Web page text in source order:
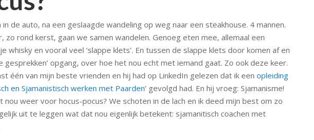
in de auto, na een geslaagde wandeling op weg naar een steakhouse. 4 mannen.
zo rond kerst, gaan we samen wandelen. Genoeg eten mee, allemaal een
whisky en vooral veel ‘slappe klets’. En tussen de slappe klets door komen af en
gesprekken’ opgang, over hoe het nou echt met iemand gaat. Zo ook deze keer.
één van mijn beste vrienden en hij had op LinkedIn gelezen dat ik een opleiding
en Sjamanistisch werken met Paarden’ gevolgd had. En hij vroeg: Sjamanisme!
nou weer voor hocus-pocus? We schoten in de lach en ik deed mijn best om zo
uit te leggen wat dat nou eigenlijk betekent: sjamanitisch coachen met